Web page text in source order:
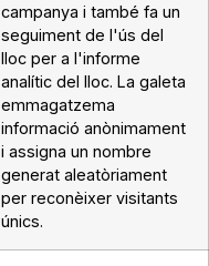
campanya i també fa un
seguiment de l'ús del
lloc per a l'informe
analític del lloc. La galeta
emmagatzema
informació anònimament
i assigna un nombre
generat aleatòriament
per reconèixer visitants
únics.